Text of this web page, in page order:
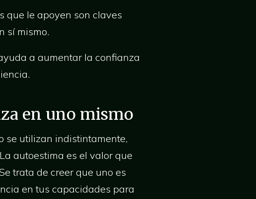
que le apoyen son claves
sí mismo.
a aumentar la confianza
en uno mismo
se utilizan indistintamente,
autoestima es el valor que
trata de creer que uno es
en tus capacidades para